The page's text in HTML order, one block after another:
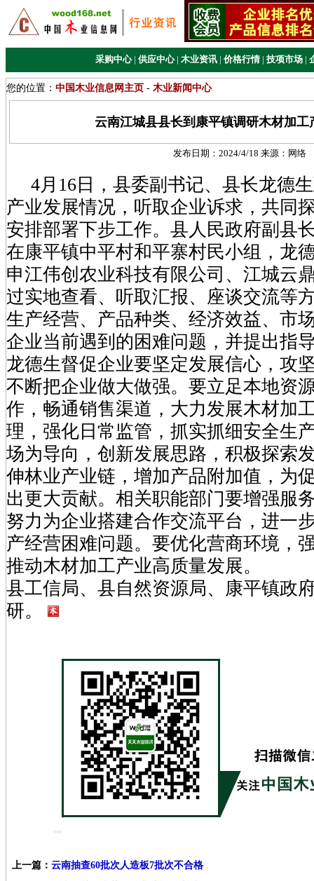
采购中心 | 供应中心 | 木业资讯 | 价格行情 | 技项市场 |
您的位置： 中国木业信息网主页 - 木业新闻中心
云南江城县县长到康平镇调研木材加工
发布日期：2024/4/18 来源： 网络
4月16日，县委副书记、县长龙德
产业发展情况，听取企业诉求，共同
安排部署下步工作。县人民政府副县
在康平镇中平村和平寨村民小组，龙
申江伟创农业科技有限公司、江城云
过实地查看、听取汇报、座谈交流等
生产经营、产品种类、经济效益、市
企业当前遇到的困难问题，并提出指
龙德生督促企业要坚定发展信心，攻
不断把企业做大做强。要立足本地资
作，畅通销售渠道，大力发展木材加
理，强化日常监管，抓实抓细安全生
场为导向，创新发展思路，积极探索
伸林业产业链，增加产品附加值，为
出更大贡献。相关职能部门要增强服
努力为企业搭建合作交流平台，进一
产经营困难问题。要优化营商环境，
推动木材加工产业高质量发展。
县工信局、县自然资源局、康平镇政
研。
上一篇： 云南抽查60批次人造板7批次不合格